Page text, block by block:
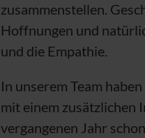
zusammenstellen.
Hoffnungen und
und die Empathie.
In unserem Team
mit einem zusätzlichen
vergangenen Jahr